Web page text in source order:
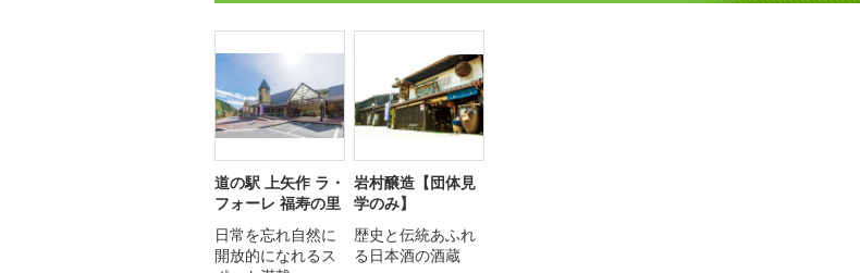
道の駅 上矢作 ラ・
フォーレ 福寿の里
日常を忘れ自然に
開放的になれるス
岩村醸造【団体見
学のみ】
歴史と伝統あふれ
る日本酒の酒蔵